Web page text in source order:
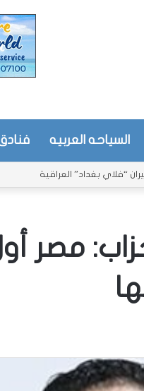
السياحه العربيه
“فلاي بغداد” العراقية
مصر